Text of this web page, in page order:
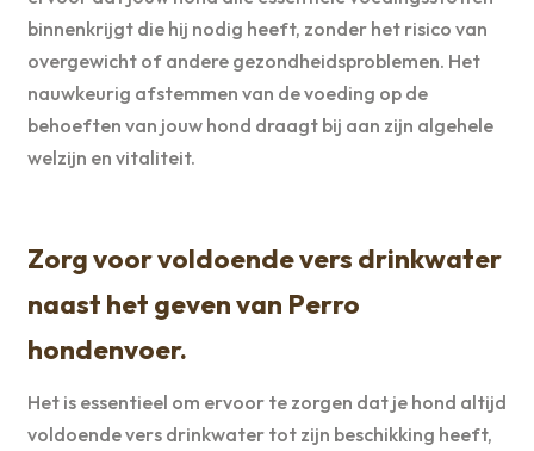
binnenkrijgt die hij nodig heeft, zonder het risico van
overgewicht of andere gezondheidsproblemen. Het
nauwkeurig afstemmen van de voeding op de
behoeften van jouw hond draagt bij aan zijn algehele
welzijn en vitaliteit.
Zorg voor voldoende vers drinkwater
naast het geven van Perro
hondenvoer.
Het is essentieel om ervoor te zorgen dat je hond altijd
voldoende vers drinkwater tot zijn beschikking heeft,